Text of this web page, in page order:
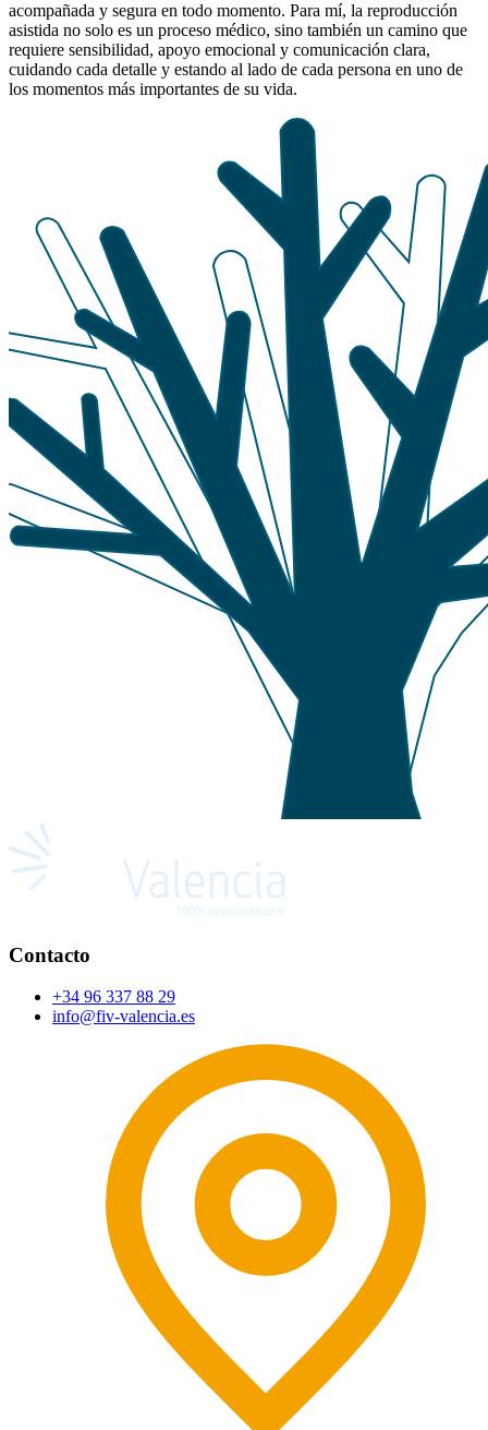
acompañada y segura en todo momento. Para mí, la reproducción
asistida no solo es un proceso médico, sino también un camino que
requiere sensibilidad, apoyo emocional y comunicación clara,
cuidando cada detalle y estando al lado de cada persona en uno de
los momentos más importantes de su vida.
Contacto
+34 96 337 88 29
info@fiv-valencia.es